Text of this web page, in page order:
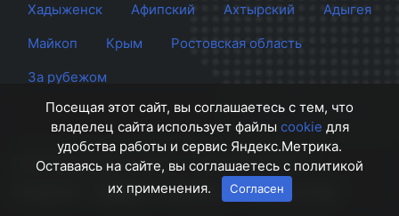
Хадыженск
Афипский Ахтырский
Адыгея
Майкоп
Крым
Ростовская область
За рубежом
Сайт Краснодара
© 2012 - 2026 СМИ Кубани
Правила Контакты Напишите нам
Посещая этот сайт, вы соглашаетесь с тем, что
владелец сайта использует файлы cookie для
удобства работы и сервис Яндекс.Метрика.
Оставаясь на сайте, вы соглашаетесь с политикой
их применения.
Согласен